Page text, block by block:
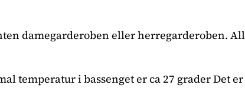
damegarderoben eller herregarderoben.
temperatur i bassenget er ca 27 grader Det